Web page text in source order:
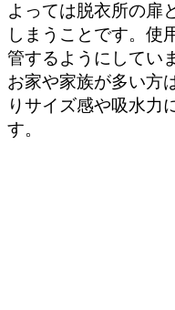
よっては脱衣所の扉
しまうことです。使
管するようにしてい
お家や家族が多い方
りサイズ感や吸水力
す。